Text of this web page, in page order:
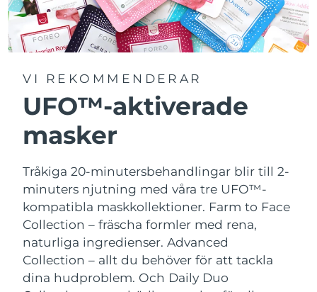
VI REKOMMENDERAR
UFO™-aktiverade
masker
Tråkiga 20-minutersbehandlingar blir till 2-
minuters njutning med våra tre UFO™-
kompatibla maskkollektioner. Farm to Face
Collection – fräscha formler med rena,
naturliga ingredienser. Advanced
Collection – allt du behöver för att tackla
dina hudproblem. Och Daily Duo